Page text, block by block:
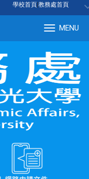
學校首頁 教務處首頁
MENU